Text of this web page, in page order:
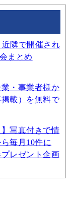
近隣で開催され
まとめ
・事業者様か
載）を無料で
】写真付きで情
毎月10件に
レゼント企画